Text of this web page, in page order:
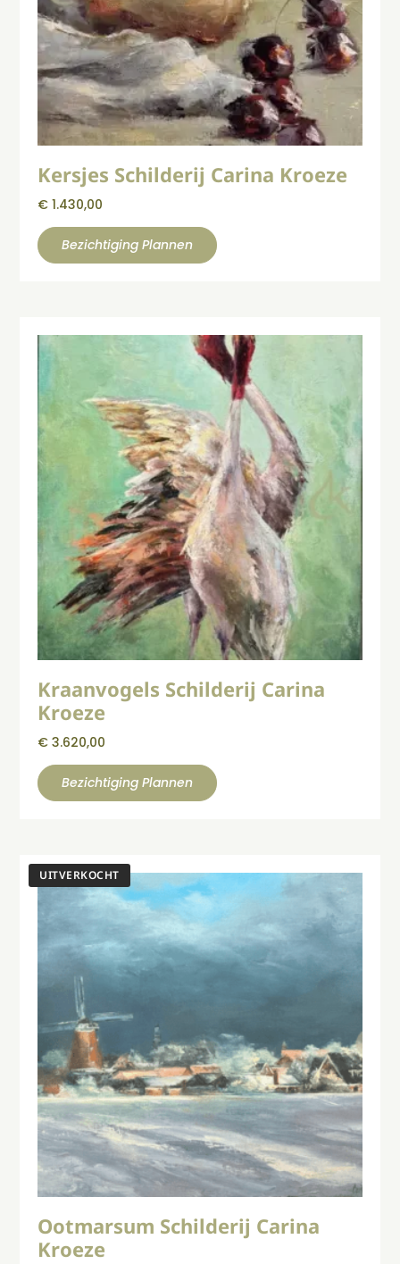
Kersjes Schilderij Carina Kroeze
€ 1.430,00
Bezichtiging Plannen
Kraanvogels Schilderij Carina
Kroeze
€ 3.620,00
Bezichtiging Plannen
Ootmarsum Schilderij Carina
Kroeze